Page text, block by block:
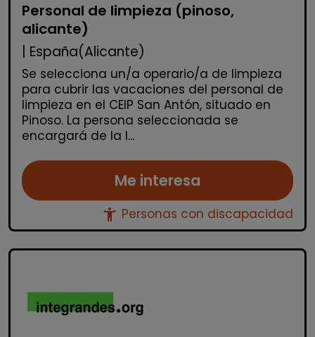
Personal de limpieza (pinoso,
alicante)
| España(Alicante)
Se selecciona un/a operario/a de limpieza
para cubrir las vacaciones del personal de
limpieza en el CEIP San Antón, situado en
Pinoso. La persona seleccionada se
encargará de la l...
Me interesa
accessibility_new Personas con discapacidad